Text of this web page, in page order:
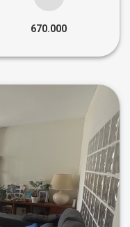
670.000